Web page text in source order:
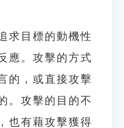
求目標的動機性
應。攻擊的方式
的，或直接攻擊
。攻擊的目的不
也有藉攻擊獲得